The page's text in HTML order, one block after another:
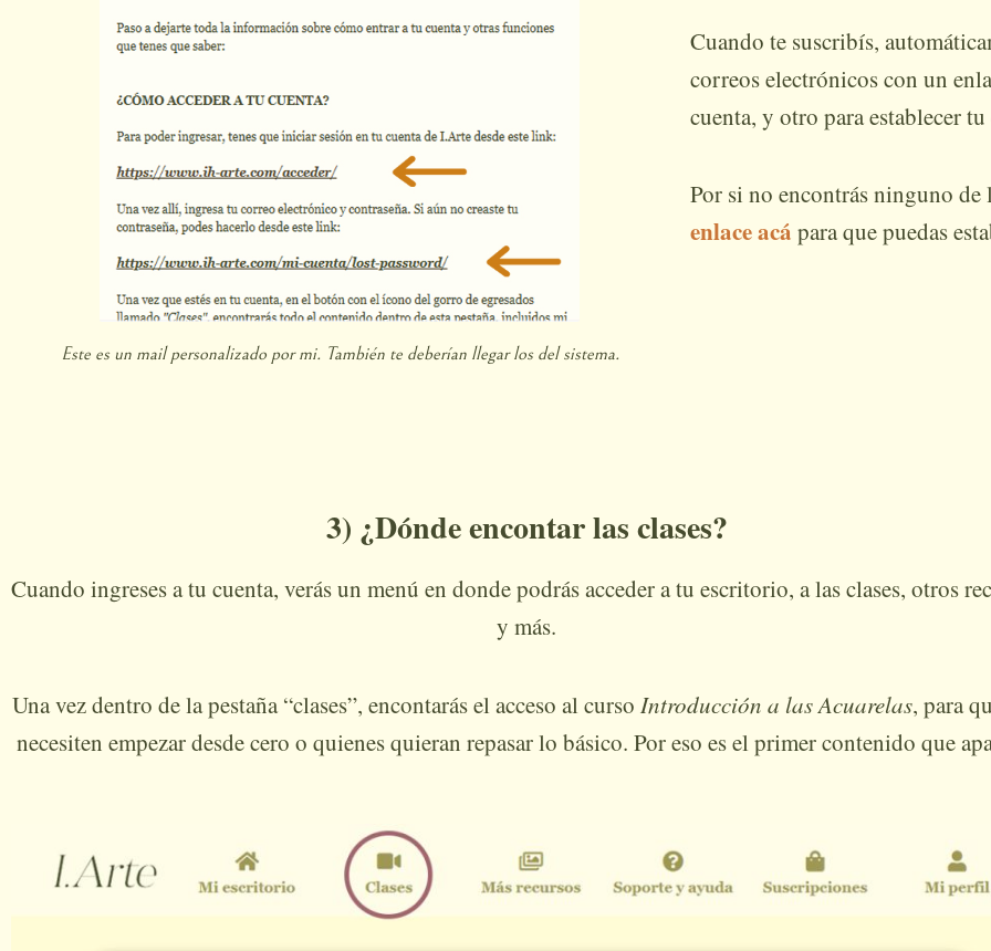
Este es un mail personalizado por mi. También te deberían llegar los del sistema.
Cuando te suscribís,
correos electrónicos con un
cuenta, y otro para establecer tu
Por si no encontrás ninguno de
enlace acá para que puedas
3) ¿Dónde encontar las clases?
Cuando ingreses a tu cuenta, verás un menú en donde podrás acceder a tu escritorio, a las clases, otros
y más.
Una vez dentro de la pestaña “clases”, encontarás el acceso al curso Introducción a las Acuarelas, para
necesiten empezar desde cero o quienes quieran repasar lo básico. Por eso es el primer contenido que